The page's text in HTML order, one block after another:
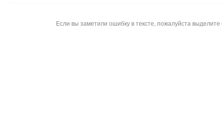
Если вы заметили ошибку в тексте, пожалуйста